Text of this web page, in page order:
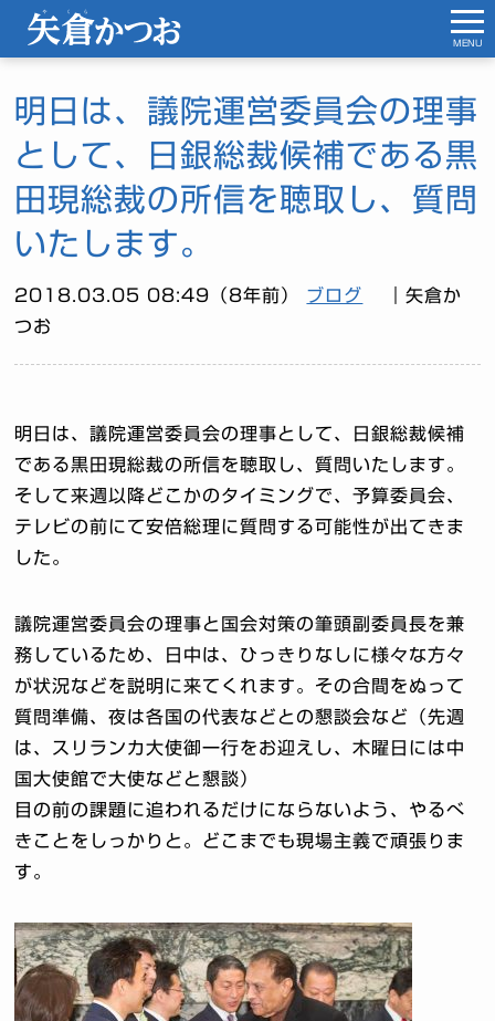
明日は、議院運営委員会の理事
として、日銀総裁候補である黒
田現総裁の所信を聴取し、質問
いたします。
2018.03.05 08:49（8年前） ブログ
｜矢倉か
つお
明日は、議院運営委員会の理事として、日銀総裁候補
である黒田現総裁の所信を聴取し、質問いたします。
そして来週以降どこかのタイミングで、予算委員会、
テレビの前にて安倍総理に質問する可能性が出てきま
した。
議院運営委員会の理事と国会対策の筆頭副委員長を兼
務しているため、日中は、ひっきりなしに様々な方々
が状況などを説明に来てくれます。その合間をぬって
質問準備、夜は各国の代表などとの懇談会など（先週
は、スリランカ大使御一行をお迎えし、木曜日には中
国大使館で大使などと懇談）
目の前の課題に追われるだけにならないよう、やるべ
きことをしっかりと。どこまでも現場主義で頑張りま
す。
MENU